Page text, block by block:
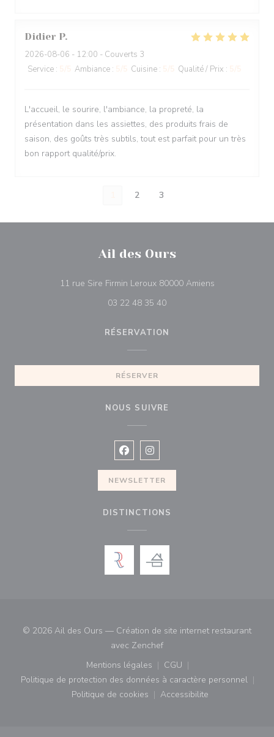
Didier P
2026-08-06 - 12:00 - Couverts 3
Service : Ambiance : Cuisine : Qualité / Prix :
L'accueil, le sourire, l'ambiance, la propreté, la
présentation dans les assiettes, des produits frais de
saison, des goûts très subtils, tout est parfait pour un très
bon rapport qualité/prix.
2 3
Ail des Ours
11 rue Sire Firmin Leroux 80000 Amiens((ouvre une
03 22 48 35 40
RÉSERVATION
RÉSERVER
NOUS SUIVRE
Facebook ((ouvre une nouvelle
Instagram ((ouvre une
NEWSLETTER
DISTINCTIONS
© 2026 Ail des Ours — Création de site internet restaurant
avec Zenchef((ouvre une nouvelle
Mentions légales
((ouvre une nouvelle fenêtre))
CGU
((ouvre une nouvelle
Politique de protection des données à caractère personnel
((ouvre une nouvelle fenêtre))
Politique de cookies
((ouvre une nouvelle fenêtre))
Accessibilite
((ouvre une nouvelle